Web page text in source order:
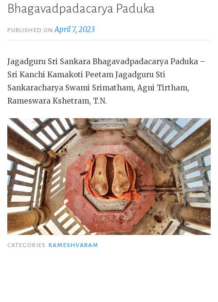
Bhagavadpadacarya Paduka
PUBLISHED ONApril 7, 2023
Jagadguru Sri Sankara Bhagavadpadacarya Paduka –
Sri Kanchi Kamakoti Peetam Jagadguru Sti
Sankaracharya Swami Srimatham, Agni Tirtham,
Rameswara Kshetram, T.N.
CATEGORIES RAMESHVARAM